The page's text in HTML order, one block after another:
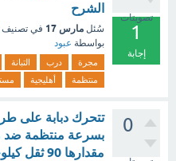
تصويتات
1
إجابة
الشرح
سُئل مارس 17 في تصنيف
بواسطة عبود
مجرة درب التبانة
منتظمة
أهليجية
0
تتحرك دبابة على
بسرعة منتظمة ضد
مقدارها 90